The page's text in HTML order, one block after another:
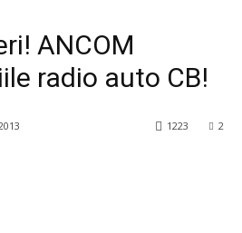
ANCOM
radio auto CB!
2
1223